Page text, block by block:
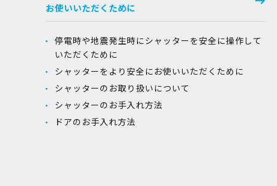
お使いいただくために
停電時や地震発生時にシャッターを安全に操作して
いただくために
シャッターをより安全にお使いいただくために
シャッターのお取り扱いについて
シャッターのお手入れ方法
ドアのお手入れ方法